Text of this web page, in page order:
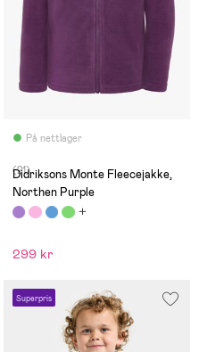
På nettlager
(21)
Didriksons Monte Fleecejakke,
Northen Purple
299 kr
Superpris